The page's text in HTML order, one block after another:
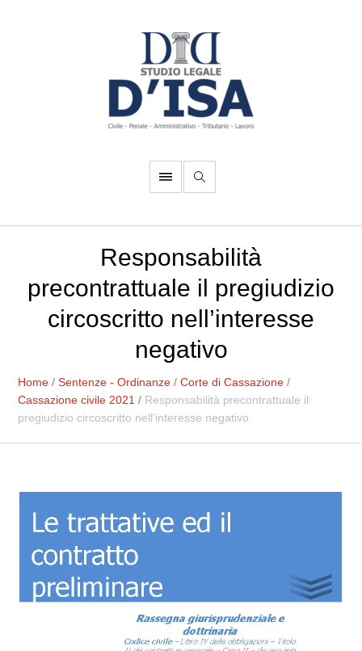
Responsabilità
precontrattuale il pregiudizio
circoscritto nell’interesse
negativo
Home /Sentenze - Ordinanze /Corte di Cassazione /
Cassazione civile 2021 / Responsabilità precontrattuale il
pregiudizio circoscritto nell’interesse negativo